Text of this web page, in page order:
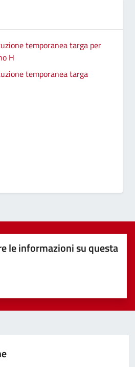
temporanea targa per
H
temporanea targa
le informazioni su questa
stelle su 5
su 5
5